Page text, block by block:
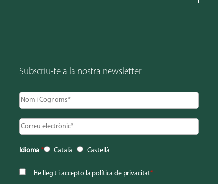
Subscriu-te a la nostra newsletter
Idioma * Català Castellà
He llegit i accepto la política de privacitat*